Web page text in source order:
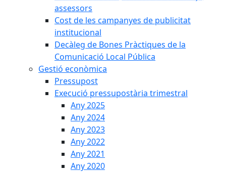
assessors
Cost de les campanyes de publicitat
institucional
Decàleg de Bones Pràctiques de la
Comunicació Local Pública
Gestió econòmica
Pressupost
Execució pressupostària trimestral
Any 2025
Any 2024
Any 2023
Any 2022
Any 2021
Any 2020